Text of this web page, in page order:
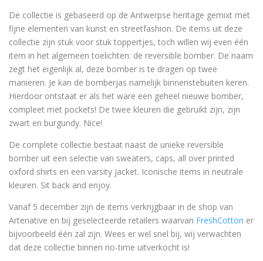
De collectie is gebaseerd op de Antwerpse heritage gemixt met
fijne elementen van kunst en streetfashion. De items uit deze
collectie zijn stuk voor stuk toppertjes, toch willen wij even één
item in het algemeen toelichten: de reversible bomber. De naam
zegt het eigenlijk al, deze bomber is te dragen op twee
manieren. Je kan de bomberjas namelijk binnenstebuiten keren.
Hierdoor ontstaat er als het ware een geheel nieuwe bomber,
compleet met pockets! De twee kleuren die gebruikt zijn, zijn
zwart en burgundy. Nice!
De complete collectie bestaat naast de unieke reversible
bomber uit een selectie van sweaters, caps, all over printed
oxford shirts en een varsity jacket. Iconische items in neutrale
kleuren. Sit back and enjoy.
Vanaf 5 december zijn de items verkrijgbaar in de shop van
Artenative en bij geselecteerde retailers waarvan FreshCotton er
bijvoorbeeld één zal zijn. Wees er wel snel bij, wij verwachten
dat deze collectie binnen no-time uitverkocht is!